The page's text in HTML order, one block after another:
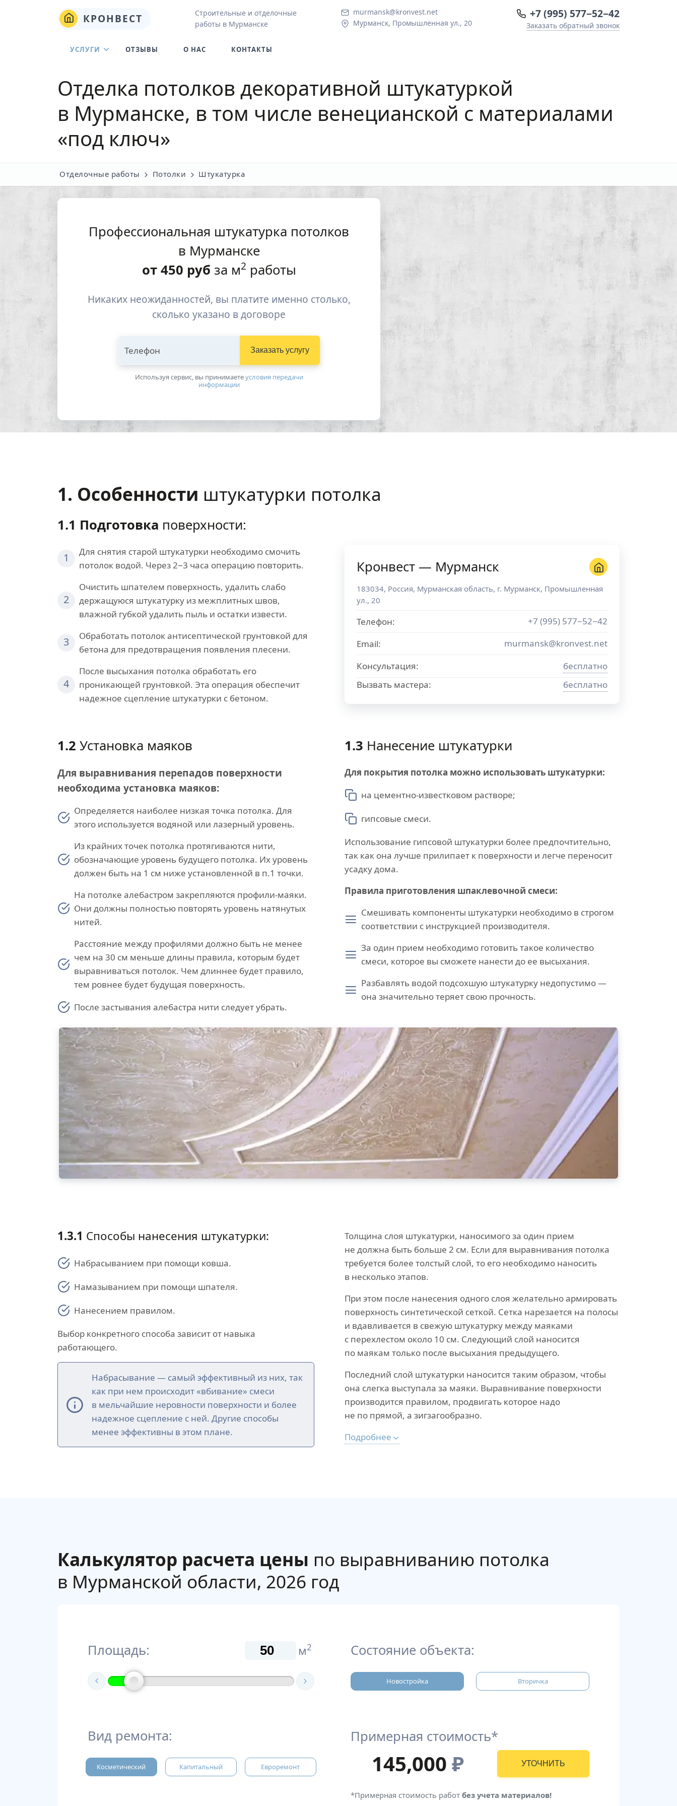
КРОНВЕСТ
Строительные и отделочные
работы в Мурманске
murmansk@kronvest.net
Мурманск, Промышленная ул., 20
+7 (995) 577−52−42
Заказать обратный звонок
УСЛУГИ ОТЗЫВЫ О НАС КОНТАКТЫ
Отделка потолков декоративной штукатуркой
в Мурманске, в том числе венецианской с материалами
«под ключ»
Отделочные работы Потолки Штукатурка
Профессиональная штукатурка потолков
в Мурманске
от 450 руб за м2 работы
Никаких неожиданностей, вы платите именно столько,
сколько указано в договоре
Телефон Заказать услугу
Используя сервис, вы принимаетeусловия передачи
информации
1. Особенности штукатурки потолка
1.1 Подготовка поверхности:
1
Для снятия старой штукатурки необходимо смочить
потолок водой. Через 2−3 часа операцию повторить.
2
Очистить шпателем поверхность, удалить слабо
держащуюся штукатурку из межплитных швов,
влажной губкой удалить пыль и остатки извести.
3
Обработать потолок антисептической грунтовкой для
бетона для предотвращения появления плесени.
4
После высыхания потолка обработать его
проникающей грунтовкой. Эта операция обеспечит
надежное сцепление штукатурки с бетоном.
Кронвест — Мурманск
183034, Россия, Мурманская область, г. Мурманск, Промышленная
ул., 20
Телефон:
+7 (995) 577−52−42
Email:
murmansk@kronvest.net
Консультация:
бесплатно
Вызвать мастера:
бесплатно
1.2 Установка маяков
Для выравнивания перепадов поверхности
необходима установка маяков:
Определяется наиболее низкая точка потолка. Для
этого используется водяной или лазерный уровень.
Из крайних точек потолка протягиваются нити,
обозначающие уровень будущего потолка. Их уровень
должен быть на 1 см ниже установленной в п.1 точки.
На потолке алебастром закрепляются профили-маяки.
Они должны полностью повторять уровень натянутых
нитей.
Расстояние между профилями должно быть не менее
чем на 30 см меньше длины правила, которым будет
выравниваться потолок. Чем длиннее будет правило,
тем ровнее будет будущая поверхность.
После застывания алебастра нити следует убрать.
1.3 Нанесение штукатурки
Для покрытия потолка можно использовать штукатурки:
на цементно-известковом растворе;
гипсовые смеси.
Использование гипсовой штукатурки более предпочтительно,
так как она лучше прилипает к поверхности и легче переносит
усадку дома.
Правила приготовления шпаклевочной смеси:
Смешивать компоненты штукатурки необходимо в строгом
соответствии с инструкцией производителя.
За один прием необходимо готовить такое количество
смеси, которое вы сможете нанести до ее высыхания.
Разбавлять водой подсохшую штукатурку недопустимо —
она значительно теряет свою прочность.
1.3.1 Способы нанесения штукатурки:
Набрасыванием при помощи ковша.
Намазыванием при помощи шпателя.
Нанесением правилом.
Выбор конкретного способа зависит от навыка
работающего.
Набрасывание — самый эффективный из них, так
как при нем происходит «вбивание» смеси
в мельчайшие неровности поверхности и более
надежное сцепление с ней. Другие способы
менее эффективны в этом плане.
Толщина слоя штукатурки, наносимого за один прием
не должна быть больше 2 см. Если для выравнивания потолка
требуется более толстый слой, то его необходимо наносить
в несколько этапов.
При этом после нанесения одного слоя желательно армировать
поверхность синтетической сеткой. Сетка нарезается на полосы
и вдавливается в свежую штукатурку между маяками
с перехлестом около 10 см. Следующий слой наносится
по маякам только после высыхания предыдущего.
Последний слой штукатурки наносится таким образом, чтобы
она слегка выступала за маяки. Выравнивание поверхности
производится правилом, продвигать которое надо
не по прямой, а зигзагообразно.
Подробнее
Калькулятор расчета цены по выравниванию потолка
в Мурманской области, 2026 год
Площадь: м2
Вид ремонта:
Косметический Капитальный Евроремонт
Состояние объекта:
Новостройка Вторичка
Примерная стоимость*
145,000 ₽ УТОЧНИТЬ
*Примерная стоимость работ без учета материалов!